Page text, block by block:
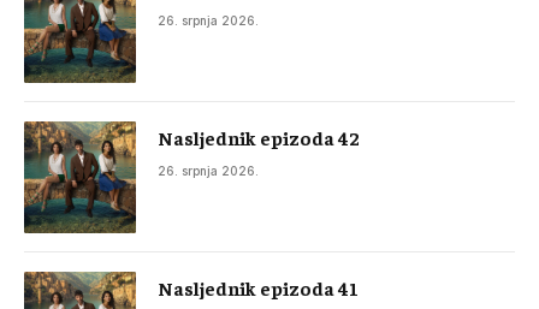
26. srpnja 2026.
Nasljednik epizoda 42
26. srpnja 2026.
Nasljednik epizoda 41